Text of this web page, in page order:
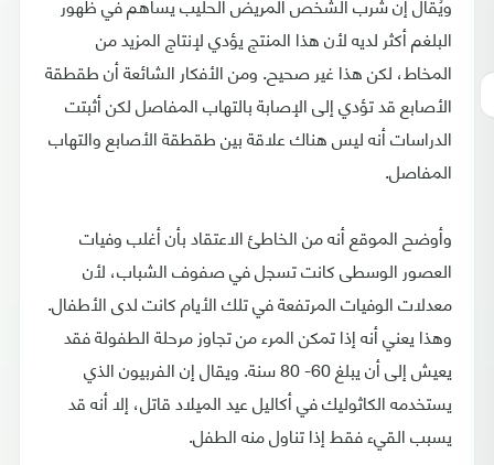
البلغم أكثر لديه لأن هذا المنتج يؤدي لإنتاج المزيد من
المخاط، لكن هذا غير صحيح. ومن الأفكار الشائعة أن طقطقة
الأصابع قد تؤدي إلى الإصابة بالتهاب المفاصل لكن أثبتت
الدراسات أنه ليس هناك علاقة بين طقطقة الأصابع والتهاب
المفاصل.
وأوضح الموقع أنه من الخاطئ الاعتقاد بأن أغلب وفيات
العصور الوسطى كانت تسجل في صفوف الشباب، لأن
معدلات الوفيات المرتفعة في تلك الأيام كانت لدى الأطفال.
وهذا يعني أنه إذا تمكن المرء من تجاوز مرحلة الطفولة فقد
يعيش إلى أن يبلغ 60- 80 سنة. ويقال إن الفربيون الذي
يستخدمه الكاثوليك في أكاليل عيد الميلاد قاتل، إلا أنه قد
يسبب القيء فقط إذا تناول منه الطفل.